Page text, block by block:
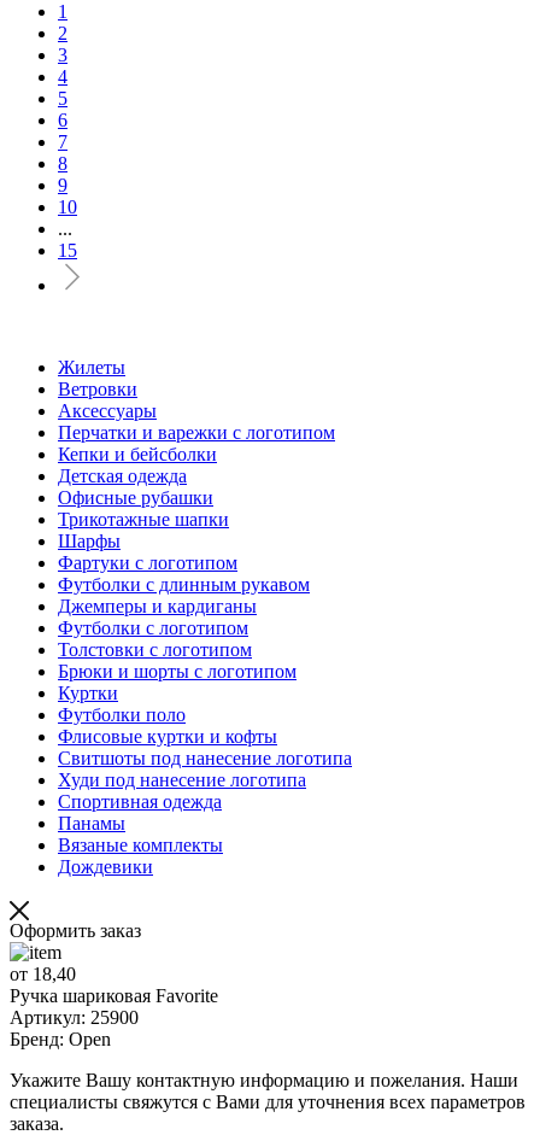
1
2
3
4
5
6
7
8
9
10
...
15
Жилеты
Ветровки
Аксессуары
Перчатки и варежки с логотипом
Кепки и бейсболки
Детская одежда
Офисные рубашки
Трикотажные шапки
Шарфы
Фартуки с логотипом
Футболки с длинным рукавом
Джемперы и кардиганы
Футболки с логотипом
Толстовки с логотипом
Брюки и шорты с логотипом
Куртки
Футболки поло
Флисовые куртки и кофты
Свитшоты под нанесение логотипа
Худи под нанесение логотипа
Спортивная одежда
Панамы
Вязаные комплекты
Дождевики
Оформить заказ
от 18,40
Ручка шариковая Favorite
Артикул: 25900
Бренд: Open
Укажите Вашу контактную информацию и пожелания. Наши
специалисты свяжутся с Вами для уточнения всех параметров
заказа.